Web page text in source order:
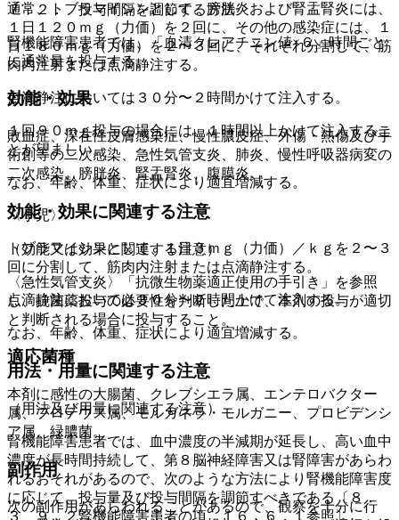
７．２． 投与間隔を調節する方法
腎機能障害患者では、「血清クレアチニン値×６」時間ごと
に通常量を投与する。
効能・効果
敗血症、深在性皮膚感染症、慢性膿皮症、外傷・熱傷及び手
術創等の二次感染、急性気管支炎、肺炎、慢性呼吸器病変の
二次感染、膀胱炎、腎盂腎炎、腹膜炎。
効能・効果に関連する注意
（効能又は効果に関連する注意）
〈急性気管支炎〉「抗微生物薬適正使用の手引き」を参照
し、抗菌薬投与の必要性を判断した上で、本剤の投与が適切
と判断される場合に投与すること。
適応菌種
本剤に感性の大腸菌、クレブシエラ属、エンテロバクター
属、プロテウス属、モルガネラ・モルガニー、プロビデンシ
ア属、緑膿菌。
副作用
次の副作用があらわれることがあるので、観察を十分に行
通常、トブラマイシンとして、膀胱炎および腎盂腎炎には、
１日１２０ｍｇ（力価）を２回に、その他の感染症には、１
日１８０ｍｇ（力価）を２〜３回に、それぞれ分割して、筋
肉内注射または点滴静注する。
点滴静注においては３０分〜２時間かけて注入する。
１回９０ｍｇ投与の場合には、１時間以上かけて注入するこ
とが望ましい。
なお、年齢、体重、症状により適宜増減する。
〈小児〉
トブラマイシンとして、１日３ｍｇ（力価）／ｋｇを２〜３
回に分割して、筋肉内注射または点滴静注する。
点滴静注においては３０分〜２時間かけて注入する。
なお、年齢、体重、症状により適宜増減する。
用法・用量に関連する注意
（用法及び用量に関連する注意）
腎機能障害患者では、血中濃度の半減期が延長し、高い血中
濃度が長時間持続して、第８脳神経障害又は腎障害があらわ
れるおそれがあるので、次のような方法により腎機能障害度
に応じて、投与量及び投与間隔を調節すべきである〔８．
３、９．２腎機能障害患者の項、１６．６．１参照〕。